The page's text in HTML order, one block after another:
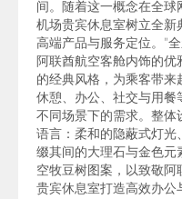
间。随着这一概念在全
机场贵宾休息室树立全新
高端产品与服务定位。”
阿联酋航空客舱内饰的
的经典风格，为乘客带来
休憩、办公、社交与用餐
不同场景下的需求。整体
语言：柔和的隐蔽式灯光
缀其间的大理石与金色元
空牧豆树图案，以致敬
贵宾休息室打造高效办公